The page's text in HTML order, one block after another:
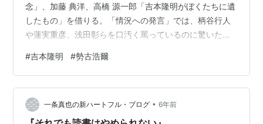
念」、加藤 典洋、高橋 源一郎「吉本隆明がぼくたちに遺
したもの」を借りる。「情況への発言」では、柄谷行人
や蓮実重彦、浅田彰らを口汚く罵っているのに驚いた。
てやろうという気になるよな、と思うが、それを承知で
ここまでのことが書けるというのが魅力といえばいえな
くもない。「反核」やら「反原発」への異論もそうで、
とにかく思ったことを言い切るという胆力は今の知識人
に最も欠けているものだろう。だからテレビタレントや
#吉本隆明 #勢古浩爾
一条真也の新ハートフル・ブログ • 6年前